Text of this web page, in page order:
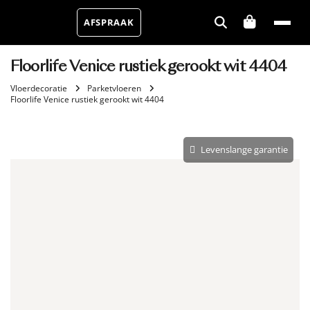
AFSPRAAK
Floorlife Venice rustiek gerookt wit 4404
Vloerdecoratie
Parketvloeren
Floorlife Venice rustiek gerookt wit 4404
Levenslange garantie